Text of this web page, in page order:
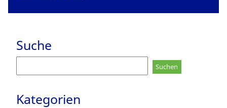
Suche
nach:
Kategorien